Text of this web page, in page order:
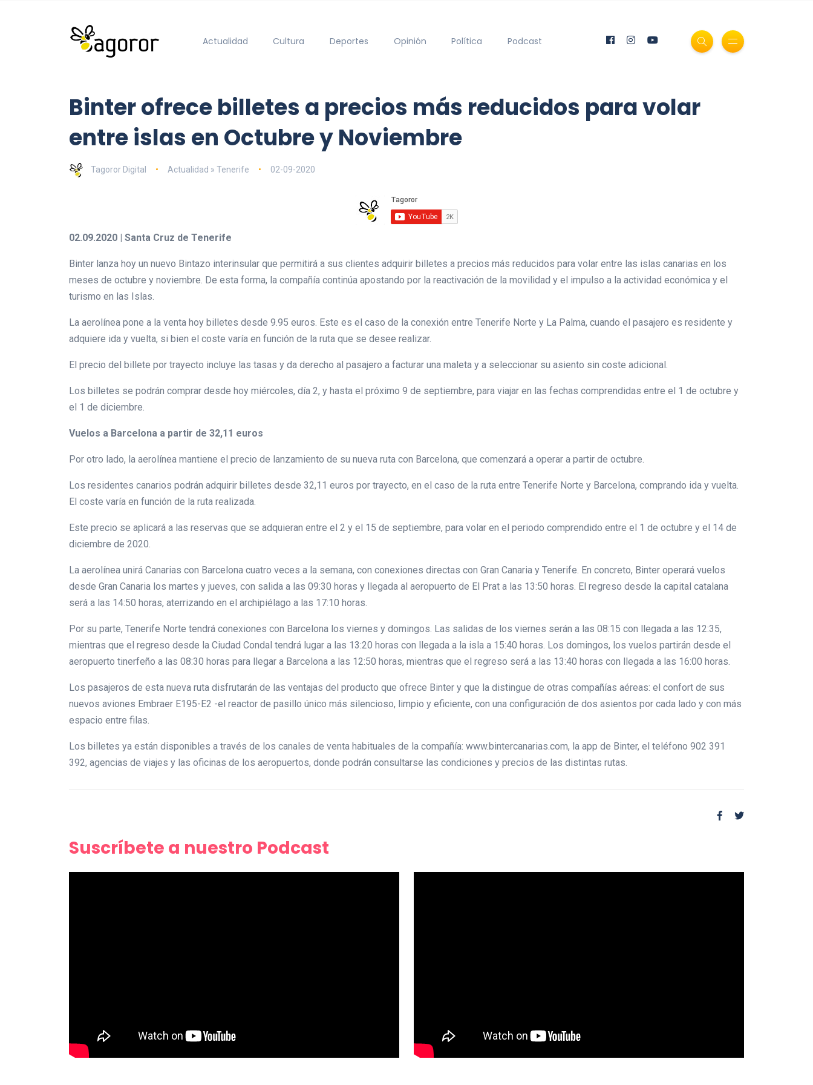
Actualidad Cultura Deportes Opinión Política Podcast
Binter ofrece billetes a precios más reducidos para volar
entre islas en Octubre y Noviembre
Tagoror Digital Actualidad » Tenerife 02-09-2020
02.09.2020 | Santa Cruz de Tenerife
Binter lanza hoy un nuevo Bintazo interinsular que permitirá a sus clientes adquirir billetes a precios más reducidos para volar entre las islas canarias en los
meses de octubre y noviembre. De esta forma, la compañía continúa apostando por la reactivación de la movilidad y el impulso a la actividad económica y el
turismo en las Islas.
La aerolínea pone a la venta hoy billetes desde 9.95 euros. Este es el caso de la conexión entre Tenerife Norte y La Palma, cuando el pasajero es residente y
adquiere ida y vuelta, si bien el coste varía en función de la ruta que se desee realizar.
El precio del billete por trayecto incluye las tasas y da derecho al pasajero a facturar una maleta y a seleccionar su asiento sin coste adicional.
Los billetes se podrán comprar desde hoy miércoles, día 2, y hasta el próximo 9 de septiembre, para viajar en las fechas comprendidas entre el 1 de octubre y
el 1 de diciembre.
Vuelos a Barcelona a partir de 32,11 euros
Por otro lado, la aerolínea mantiene el precio de lanzamiento de su nueva ruta con Barcelona, que comenzará a operar a partir de octubre.
Los residentes canarios podrán adquirir billetes desde 32,11 euros por trayecto, en el caso de la ruta entre Tenerife Norte y Barcelona, comprando ida y vuelta.
El coste varía en función de la ruta realizada.
Este precio se aplicará a las reservas que se adquieran entre el 2 y el 15 de septiembre, para volar en el periodo comprendido entre el 1 de octubre y el 14 de
diciembre de 2020.
La aerolínea unirá Canarias con Barcelona cuatro veces a la semana, con conexiones directas con Gran Canaria y Tenerife. En concreto, Binter operará vuelos
desde Gran Canaria los martes y jueves, con salida a las 09:30 horas y llegada al aeropuerto de El Prat a las 13:50 horas. El regreso desde la capital catalana
será a las 14:50 horas, aterrizando en el archipiélago a las 17:10 horas.
Por su parte, Tenerife Norte tendrá conexiones con Barcelona los viernes y domingos. Las salidas de los viernes serán a las 08:15 con llegada a las 12:35,
mientras que el regreso desde la Ciudad Condal tendrá lugar a las 13:20 horas con llegada a la isla a 15:40 horas. Los domingos, los vuelos partirán desde el
aeropuerto tinerfeño a las 08:30 horas para llegar a Barcelona a las 12:50 horas, mientras que el regreso será a las 13:40 horas con llegada a las 16:00 horas.
Los pasajeros de esta nueva ruta disfrutarán de las ventajas del producto que ofrece Binter y que la distingue de otras compañías aéreas: el confort de sus
nuevos aviones Embraer E195-E2 -el reactor de pasillo único más silencioso, limpio y eficiente, con una configuración de dos asientos por cada lado y con más
espacio entre filas.
Los billetes ya están disponibles a través de los canales de venta habituales de la compañía: www.bintercanarias.com, la app de Binter, el teléfono 902 391
392, agencias de viajes y las oficinas de los aeropuertos, donde podrán consultarse las condiciones y precios de las distintas rutas.
Suscríbete a nuestro Podcast